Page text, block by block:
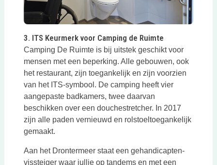
3. ITS Keurmerk voor Camping de Ruimte
Camping De Ruimte is bij uitstek geschikt voor
mensen met een beperking. Alle gebouwen, ook
het restaurant, zijn toegankelijk en zijn voorzien
van het ITS-symbool. De camping heeft vier
aangepaste badkamers, twee daarvan
beschikken over een douchestretcher. In 2017
zijn alle paden vernieuwd en rolstoeltoegankelijk
gemaakt.
Aan het Drontermeer staat een gehandicapten-
vissteiger waar jullie op tandems en met een